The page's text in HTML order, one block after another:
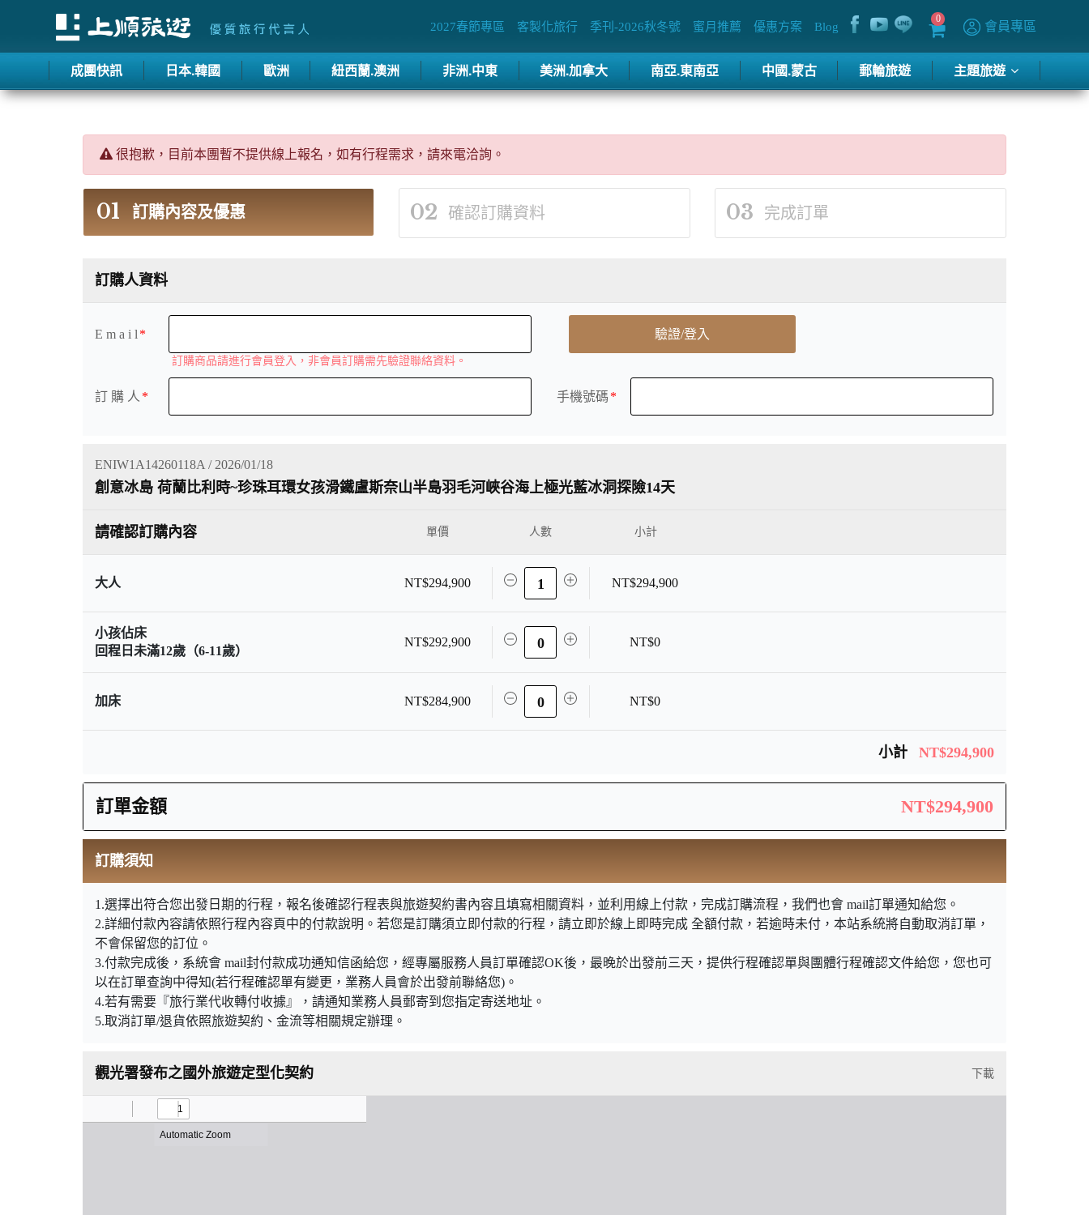
2027春節專區 客製化旅行 季刊-2026秋冬號 蜜月推薦 優惠方案 Blog
0
會員專區
成團快訊 日本.韓國 歐洲 紐西蘭.澳洲 非洲.中東 美洲.加拿大 南亞.東南亞 中國.蒙古 郵輪旅遊 主題旅遊
很抱歉，目前本團暫不提供線上報名，如有行程需求，請來電洽詢。
01 訂購內容及優惠 02 確認訂購資料 03 完成訂單
訂購人資料
E m a i l
訂購商品請進行會員登入，非會員訂購需先驗證聯絡資料。
驗證/登入
訂 購 人 手機號碼
ENIW1A14260118A / 2026/01/18
創意冰島 荷蘭比利時~珍珠耳環女孩滑鐵盧斯奈山半島羽毛河峽谷海上極光藍冰洞探險14天
請確認訂購內容 單價 小計
大人 NT$294,900 1 NT$294,900
小孩佔床
回程日未滿12歲（6-11歲）
NT$292,900 0 NT$0
加床 NT$284,900 0 NT$0
小計 NT$294,900
訂單金額 NT$294,900
訂購須知
1.選擇出符合您出發日期的行程，報名後確認行程表與旅遊契約書內容且填寫相關資料，並利用線上付款，完成訂購流程，我們也會 mail訂單通知給您。
2.詳細付款內容請依照行程內容頁中的付款說明。若您是訂購須立即付款的行程，請立即於線上即時完成 全額付款，若逾時未付，本站系統將自動取消訂單，
不會保留您的訂位。
3.付款完成後，系統會 mail封付款成功通知信函給您，經專屬服務人員訂單確認OK後，最晚於出發前三天，提供行程確認單與團體行程確認文件給您，您也可
以在訂單查詢中得知(若行程確認單有變更，業務人員會於出發前聯絡您)。
4.若有需要『旅行業代收轉付收據』，請通知業務人員郵寄到您指定寄送地址。
5.取消訂單/退貨依照旅遊契約、金流等相關規定辦理。
觀光署發布之國外旅遊定型化契約 下載